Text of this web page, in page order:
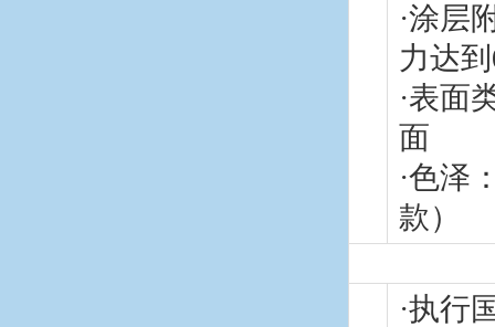
·涂层
力达
·表面
面
·色泽
款）
·执行